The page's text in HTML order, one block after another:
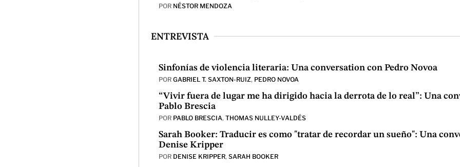
POR NÉSTOR MENDOZA
ENTREVISTA
Sinfonías de violencia literaria: Una conversation con Pedro Novoa
PORGABRIEL T. SAXTON-RUIZ, PEDRO NOVOA
“Vivir fuera de lugar me ha dirigido hacia la derrota de lo real”: Una
Pablo Brescia
POR PABLO BRESCIA,THOMAS NULLEY-VALDÉS
Sarah Booker: Traducir es como "tratar de recordar un sueño": Una
Denise Kripper
POR DENISE KRIPPER,SARAH BOOKER